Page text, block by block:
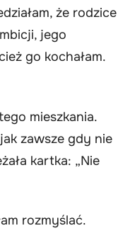
że rodzice
jego
go kochałam.
mieszkania.
zawsze gdy nie
kartka: „Nie
rozmyślać.